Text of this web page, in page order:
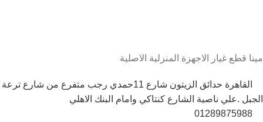
مينا قطع غيار الاجهزة المنزلية الاصلية
القاهرة حدائق الزيتون شارع 11حمدي رجب متفرع من شارع ترعة
الجبل .علي ناصية الشارع كنتاكي وامام البنك الاهلي
01289875988